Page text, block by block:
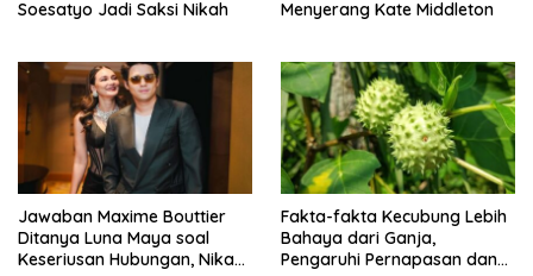
Soesatyo Jadi Saksi Nikah
Menyerang Kate Middleton
Jawaban Maxime Bouttier
Ditanya Luna Maya soal
Keseriusan Hubungan, Nikah
Fakta-fakta Kecubung Lebih
Bahaya dari Ganja,
Pengaruhi Pernapasan dan